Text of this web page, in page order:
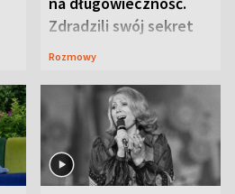
Zdradzili swój sekret
Rozmowy